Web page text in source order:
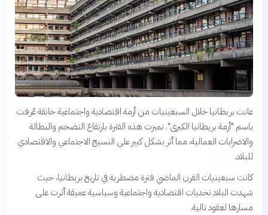
عانت بريطانيا خلال السبعينيات من أزمة اقتصادية واجتماعية خانقة عُرفت
باسم "أزمة بريطانيا الكبرى". تميزت هذه الفترة بارتفاع التضخم والبطالة
والاضرابات العمالية، مما أثر بشكل كبير على النسيج الاجتماعي والاقتصادي
للبلاد.
كانت سبعينيات القرن الماضي فترة مضطربة في تاريخ بريطانيا، حيث
شهدت البلاد تحديات اقتصادية واجتماعية وسياسية عميقة أثرت على
مسارها لعقود تالية.